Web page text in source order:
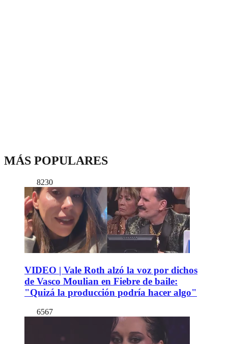
MÁS POPULARES
8230
VIDEO | Vale Roth alzó la voz por dichos
de Vasco Moulian en Fiebre de baile:
"Quizá la producción podría hacer algo"
6567